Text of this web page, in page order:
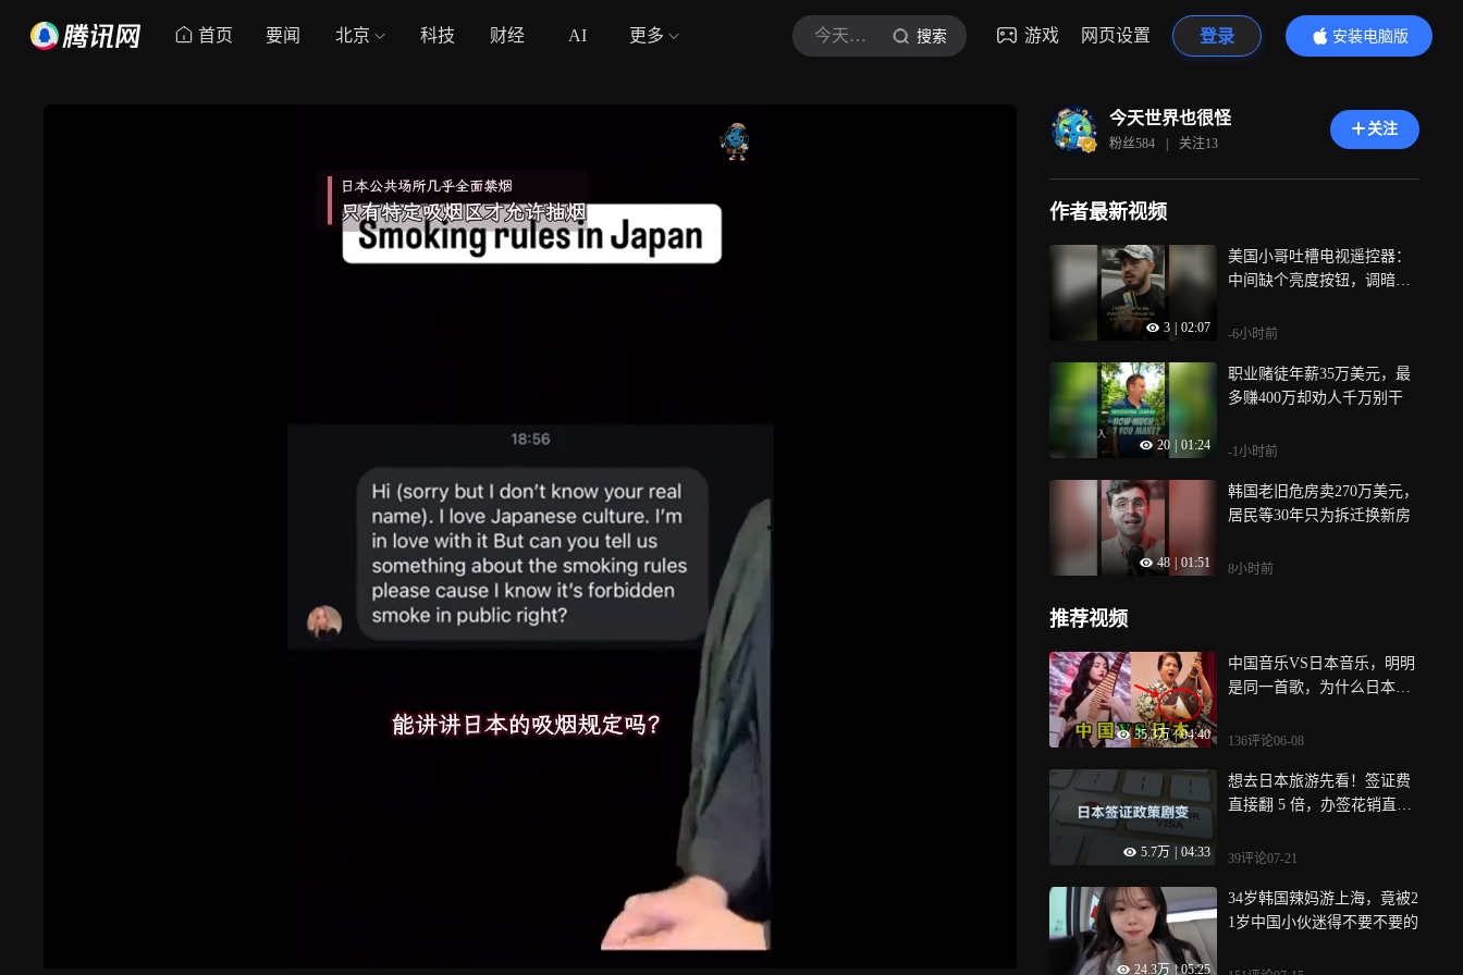
首页 要闻 北京 科技 财经 AI 更多 今天世界也很怪 搜索 游戏 网页设置 登录
安装电脑版
内容更精彩
今天世界也很怪
粉丝584 | 关注13
关注
作者最新视频
3 02:07
美国小哥吐槽电视遥控器：
中间缺个亮度按钮，调暗要5
-6小时前
20 01:24
职业赌徒年薪35万美元，最
多赚400万却劝人千万别干
-1小时前
48 01:51
韩国老旧危房卖270万美元，
居民等30年只为拆迁换新房
8小时前
推荐视频
35.3万 | 04:40
中国音乐VS日本音乐，明明
是同一首歌，为什么日本听
136评论06-08
5.7万 04:33
想去日本旅游先看！签证费
直接翻 5 倍，办签花销直接
39评论07-21
24.3万 | 05:25
34岁韩国辣妈游上海，竟被2
1岁中国小伙迷得不要不要的